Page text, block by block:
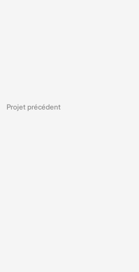
Projet précédent